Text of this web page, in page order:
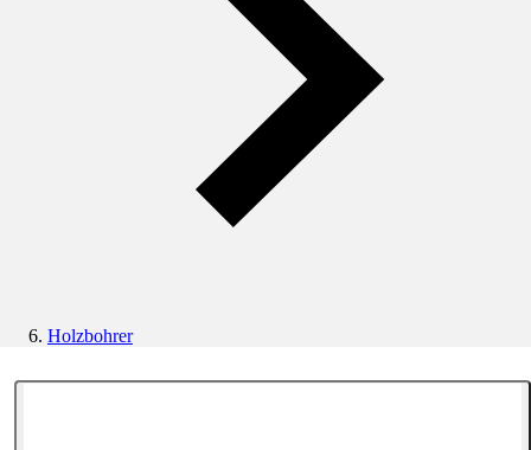
Holzbohrer